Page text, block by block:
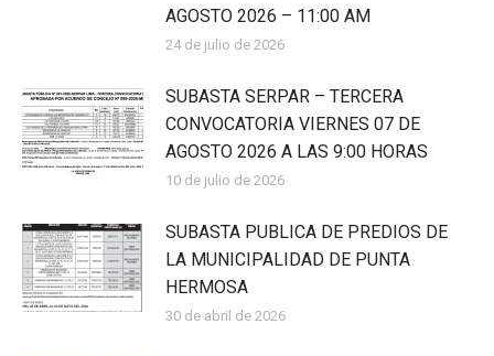
AGOSTO 2026 – 11:00 AM
24 de julio de 2026
SUBASTA SERPAR – TERCERA
CONVOCATORIA VIERNES 07 DE
AGOSTO 2026 A LAS 9:00 HORAS
10 de julio de 2026
SUBASTA PUBLICA DE PREDIOS DE
LA MUNICIPALIDAD DE PUNTA
HERMOSA
30 de abril de 2026